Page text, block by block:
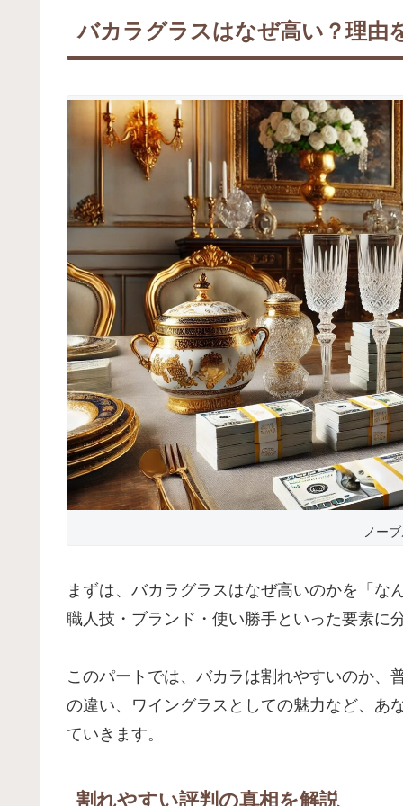
バカラグラスはなぜ高い？理由
ノー
まずは、バカラグラスはなぜ高いのかを「
職人技・ブランド・使い勝手といった要素に
このパートでは、バカラは割れやすいのか、
の違い、ワイングラスとしての魅力など、あ
ていきます。
割れやすい評判の真相を解説